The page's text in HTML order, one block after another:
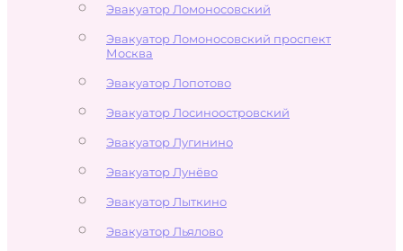
Эвакуатор Ломоносовский
Эвакуатор Ломоносовский проспект
Москва
Эвакуатор Лопотово
Эвакуатор Лосиноостровский
Эвакуатор Лугинино
Эвакуатор Лунёво
Эвакуатор Лыткино
Эвакуатор Льялово